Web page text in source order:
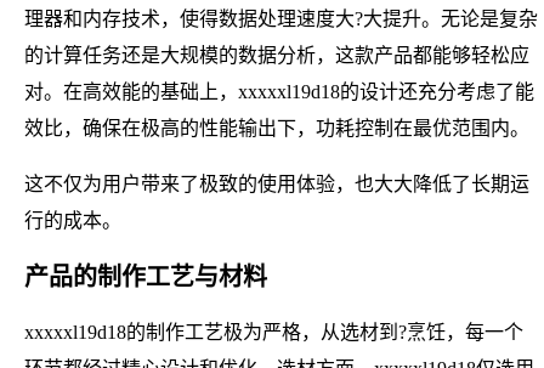
理器和内存技术，使得数据处理速度大?大提升。无论是复杂
的计算任务还是大规模的数据分析，这款产品都能够轻松应
对。在高效能的基础上，xxxxxl19d18的设计还充分考虑了能
效比，确保在极高的性能输出下，功耗控制在最优范围内。
这不仅为用户带来了极致的使用体验，也大大降低了长期运
行的成本。
产品的制作工艺与材料
xxxxxl19d18的制作工艺极为严格，从选材到?烹饪，每一个